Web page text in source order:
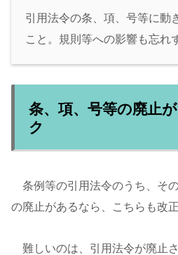
引用法令の条、項、号等に動
こと。規則等への影響も忘れ
条、項、号等の廃止
ク
条例等の引用法令のうち、そ
の廃止があるなら、こちらも改
難しいのは、引用法令が廃止